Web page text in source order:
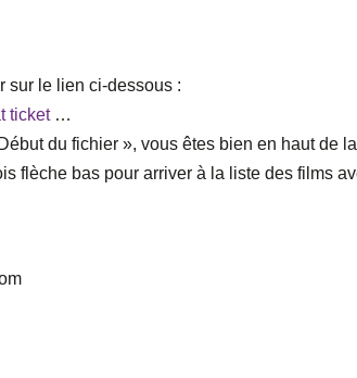
sur le lien ci-dessous :
ticket…
du fichier », vous êtes bien en haut de la
flèche bas pour arriver à la liste des films